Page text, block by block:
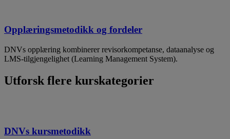
Opplæringsmetodikk og fordeler
DNVs opplæring kombinerer revisorkompetanse, dataanalyse og
LMS-tilgjengelighet (Learning Management System).
Utforsk flere kurskategorier
DNVs kursmetodikk